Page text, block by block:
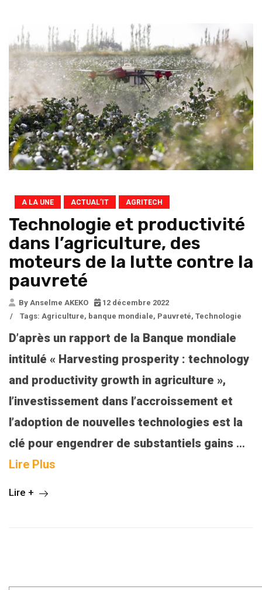
A LA UNE ACTUAL’IT AGRITECH
Technologie et productivité
dans l’agriculture, des
moteurs de la lutte contre la
pauvreté
By Anselme AKEKO
12 décembre 2022
/
Tags: Agriculture, banque mondiale, Pauvreté, Technologie
D’après un rapport de la Banque mondiale
intitulé « Harvesting prosperity : technology
and productivity growth in agriculture »,
l’investissement dans l’accroissement et
l’adoption de nouvelles technologies est la
clé pour engendrer de substantiels gains …
Lire Plus
Lire +